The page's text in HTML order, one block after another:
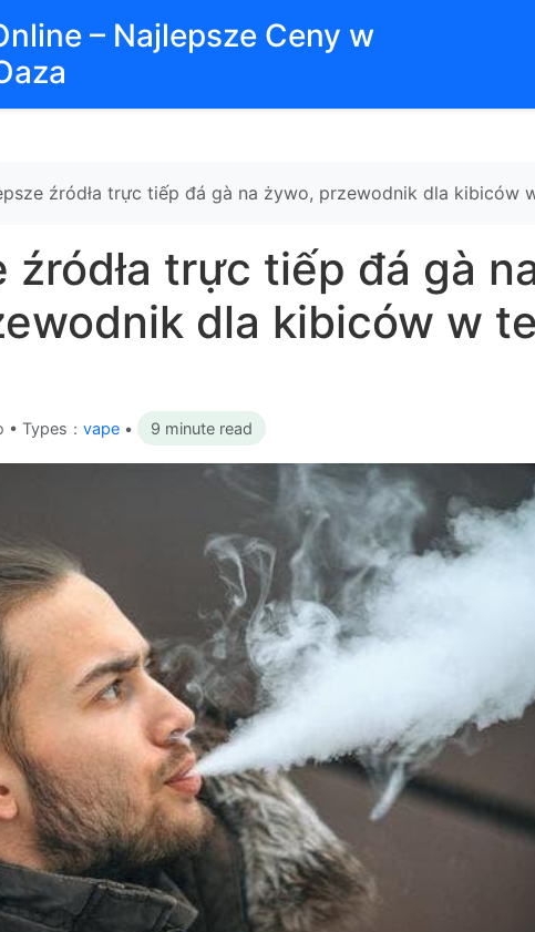
– Najlepsze Ceny w
źródła trực tiếp đá gà na żywo, przewodnik dla kibiców
źródła trực tiếp đá gà
dla kibiców w
Types： vape • 9 minute read